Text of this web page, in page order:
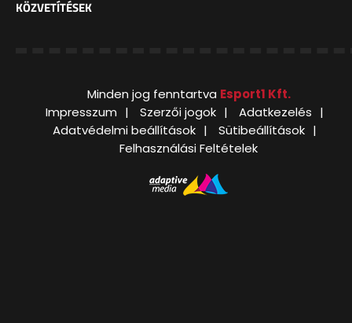
KÖZVETÍTÉSEK
Minden jog fenntartva Esport1 Kft.
Impresszum
Szerzői jogok
Adatkezelés
Adatvédelmi beállítások
Sütibeállítások
Felhasználási Feltételek